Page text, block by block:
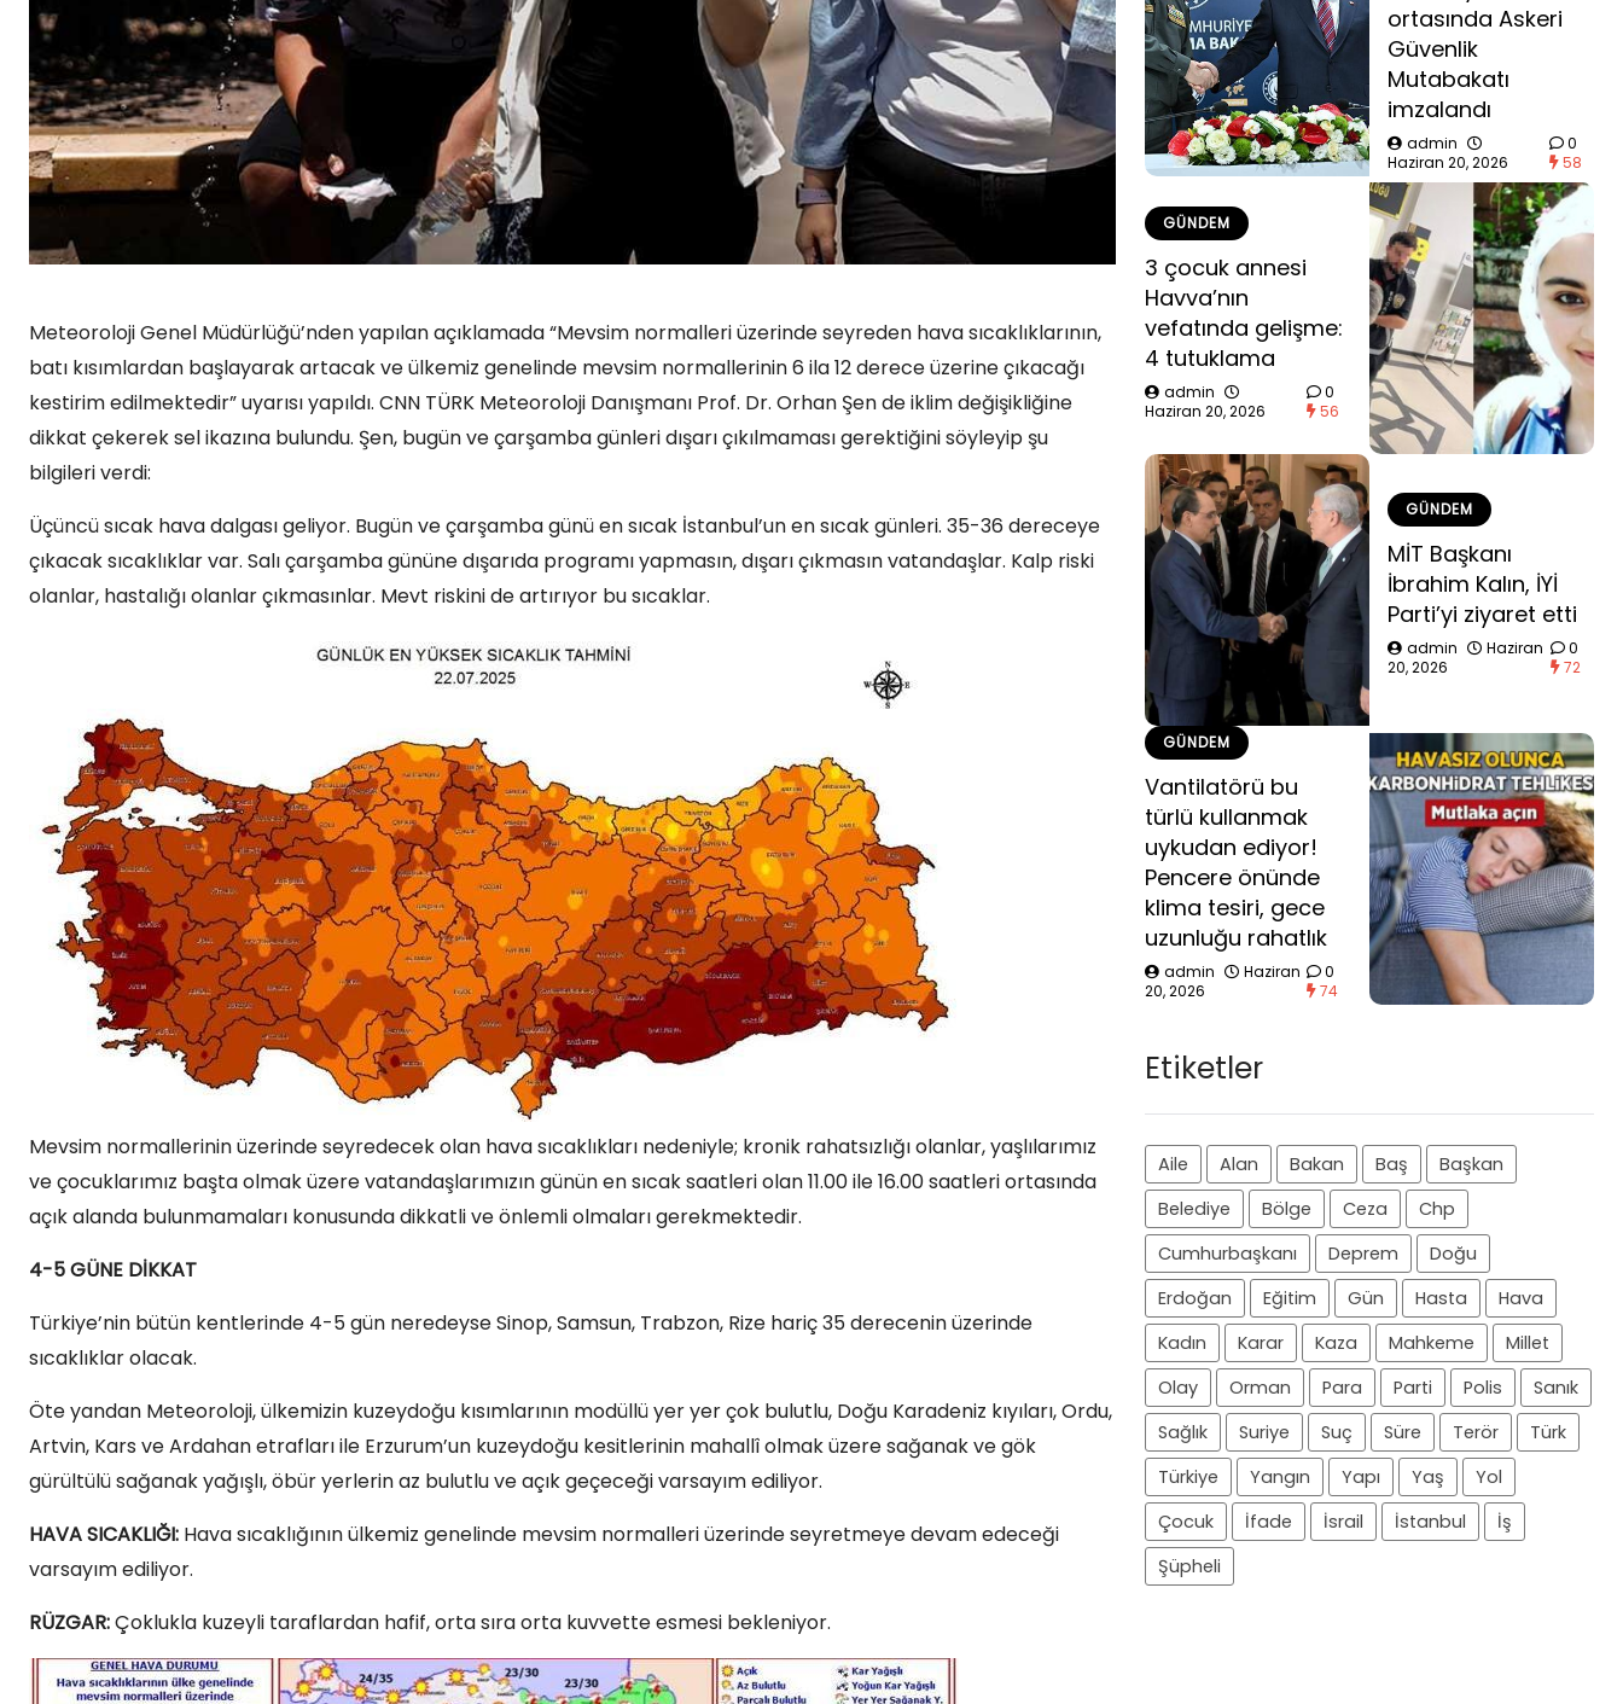
Meteoroloji Genel Müdürlüğü’nden yapılan açıklamada “Mevsim normalleri üzerinde seyreden hava sıcaklıklarının,
batı kısımlardan başlayarak artacak ve ülkemiz genelinde mevsim normallerinin 6 ila 12 derece üzerine çıkacağı
kestirim edilmektedir” uyarısı yapıldı. CNN TÜRK Meteoroloji Danışmanı Prof. Dr. Orhan Şen de iklim değişikliğine
dikkat çekerek sel ikazına bulundu. Şen, bugün ve çarşamba günleri dışarı çıkılmaması gerektiğini söyleyip şu
bilgileri verdi:
Üçüncü sıcak hava dalgası geliyor. Bugün ve çarşamba günü en sıcak İstanbul’un en sıcak günleri. 35-36 dereceye
çıkacak sıcaklıklar var. Salı çarşamba gününe dışarıda programı yapmasın, dışarı çıkmasın vatandaşlar. Kalp riski
olanlar, hastalığı olanlar çıkmasınlar. Mevt riskini de artırıyor bu sıcaklar.
Mevsim normallerinin üzerinde seyredecek olan hava sıcaklıkları nedeniyle; kronik rahatsızlığı olanlar, yaşlılarımız
ve çocuklarımız başta olmak üzere vatandaşlarımızın günün en sıcak saatleri olan 11.00 ile 16.00 saatleri ortasında
açık alanda bulunmamaları konusunda dikkatli ve önlemli olmaları gerekmektedir.
4-5 GÜNE DİKKAT
Türkiye’nin bütün kentlerinde 4-5 gün neredeyse Sinop, Samsun, Trabzon, Rize hariç 35 derecenin üzerinde
sıcaklıklar olacak.
Öte yandan Meteoroloji, ülkemizin kuzeydoğu kısımlarının modüllü yer yer çok bulutlu, Doğu Karadeniz kıyıları, Ordu,
Artvin, Kars ve Ardahan etrafları ile Erzurum’un kuzeydoğu kesitlerinin mahallî olmak üzere sağanak ve gök
gürültülü sağanak yağışlı, öbür yerlerin az bulutlu ve açık geçeceği varsayım ediliyor.
HAVA SICAKLIĞI: Hava sıcaklığının ülkemiz genelinde mevsim normalleri üzerinde seyretmeye devam edeceği
varsayım ediliyor.
RÜZGAR:Çoklukla kuzeyli taraflardan hafif, orta sıra orta kuvvette esmesi bekleniyor.
ortasında Askeri
Güvenlik
Mutabakatı
imzalandı
admin
Haziran 20, 2026
0
58
GÜNDEM
3 çocuk annesi
Havva’nın
vefatında gelişme:
4 tutuklama
admin
Haziran 20, 2026
0
56
GÜNDEM
MİT Başkanı
İbrahim Kalın, İYİ
Parti’yi ziyaret etti
admin
Haziran
20, 2026
0
72
GÜNDEM
Vantilatörü bu
türlü kullanmak
uykudan ediyor!
Pencere önünde
klima tesiri, gece
uzunluğu rahatlık
admin
Haziran
20, 2026
0
74
Etiketler
Aile Alan Bakan Baş
Başkan
Belediye
Bölge Ceza
Chp
Cumhurbaşkanı
Deprem
Doğu
Erdoğan
Eğitim Gün Hasta
Hava
Kadın
Karar Kaza Mahkeme
Millet
Olay
Orman Para Parti Polis
Sanık
Sağlık
Suriye Suç Süre Terör
Türk
Türkiye
Yangın Yapı Yaş
Yol
Çocuk
İfade İsrail İstanbul
İş
Şüpheli